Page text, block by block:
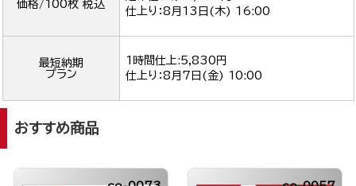
価格/100枚 税込
仕上り：8月13日(木) 16:00
最短納期
プラン
1時間仕上:5,830円
仕上り：8月7日(金) 10:00
おすすめ商品